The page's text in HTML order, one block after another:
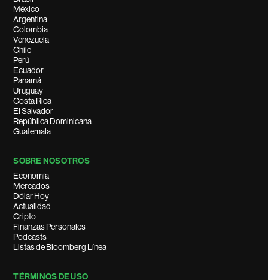
México
Argentina
Colombia
Venezuela
Chile
Perú
Ecuador
Panamá
Uruguay
Costa Rica
El Salvador
República Dominicana
Guatemala
SOBRE NOSOTROS
Economía
Mercados
Dólar Hoy
Actualidad
Cripto
Finanzas Personales
Podcasts
Listas de Bloomberg Línea
TÉRMINOS DE USO